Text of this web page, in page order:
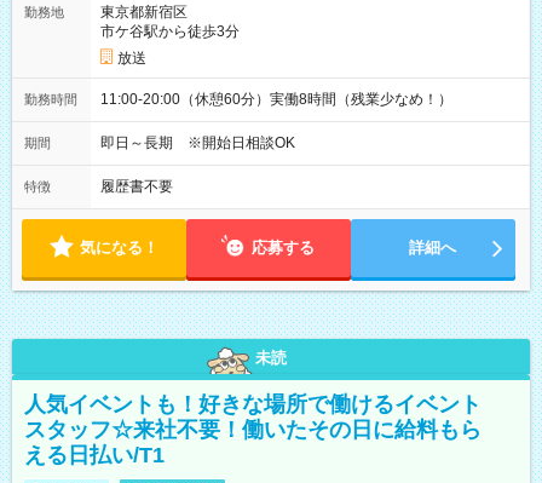
勤務地
東京都新宿区
市ケ谷駅から徒歩3分
放送
勤務時間 11:00-20:00（休憩60分）実働8時間（残業少なめ！）
期間 即日～長期 ※開始日相談OK
特徴 履歴書不要
気になる！ 応募する 詳細へ
未読
人気イベントも！好きな場所で働けるイベント
スタッフ☆来社不要！働いたその日に給料もら
える日払い/T1